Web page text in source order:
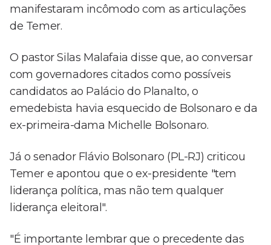
manifestaram incômodo com as articulações
de Temer.
O pastor Silas Malafaia disse que, ao conversar
com governadores citados como possíveis
candidatos ao Palácio do Planalto, o
emedebista havia esquecido de Bolsonaro e da
ex-primeira-dama Michelle Bolsonaro.
Já o senador Flávio Bolsonaro (PL-RJ) criticou
Temer e apontou que o ex-presidente "tem
liderança política, mas não tem qualquer
liderança eleitoral".
"É importante lembrar que o precedente das